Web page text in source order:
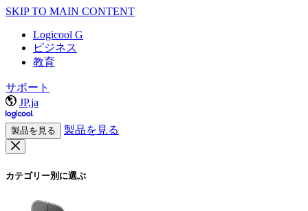
SKIP TO MAIN CONTENT
Logicool G
ビジネス
教育
サポート
JP,ja
製品を見る 製品を見る
カテゴリー別に選ぶ